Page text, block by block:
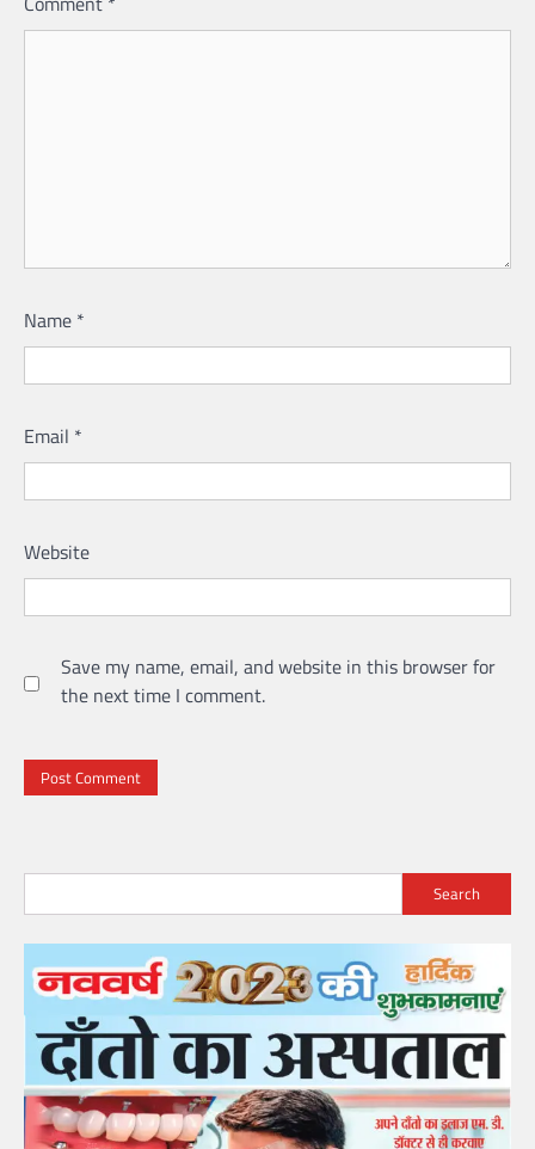
Name *
Email *
Website
Save my name, email, and website in this browser for
the next time I comment.
Search